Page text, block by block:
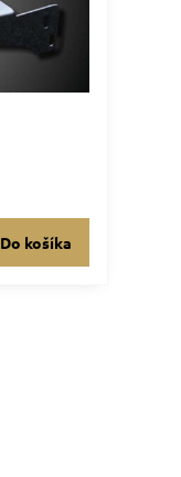
Do košíka